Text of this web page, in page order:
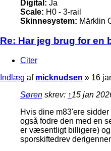
Digital: Ja
Scale: H0 - 3-rail
Skinnesystem: Märklin
Re: Har jeg brug for en
Citer
Indlæg af micknudsen » 16
Søren skrev: ↑15 jan
Hvis dine m83'ere
også fodre den med en
er væsentligt billigere)
sporskiftedrev